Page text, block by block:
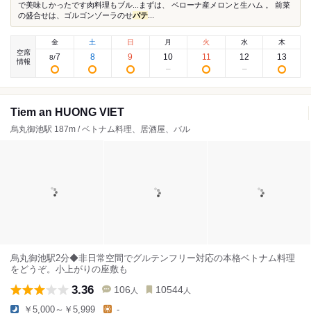
で美味しかったです肉料理もブル...まずは、 ベローナ産メロンと生ハム 。 前菜
の盛合せは、ゴルゴンゾーラのせパテ
空席
情報
金
8/7
土
8
日
9
月
10
火
11
水
12
木
13
Tiem an HUONG VIET
烏丸御池駅 187m / ベトナム料理、居酒屋、バル
烏丸御池駅2分◆非日常空間でグルテンフリー対応の本格ベトナム料理
をどうぞ。小上がりの座敷も
3.36 106 人 10544 人
￥5,000～￥5,999 -